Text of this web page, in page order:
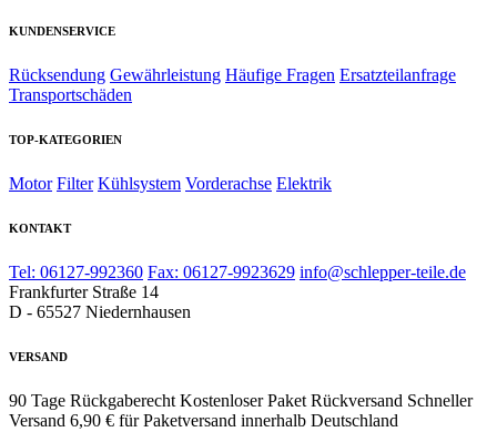
KUNDENSERVICE
Rücksendung Gewährleistung Häufige Fragen Ersatzteilanfrage
Transportschäden
TOP-KATEGORIEN
Motor Filter Kühlsystem Vorderachse Elektrik
KONTAKT
Tel: 06127-992360 Fax: 06127-9923629 info@schlepper-teile.de
Frankfurter Straße 14
D - 65527 Niedernhausen
VERSAND
90 Tage Rückgaberecht Kostenloser Paket Rückversand Schneller
Versand 6,90 € für Paketversand innerhalb Deutschland